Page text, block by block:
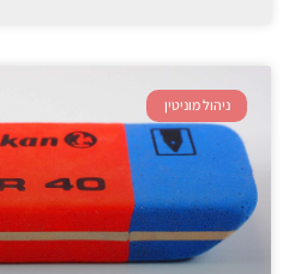
ניהול מוניטין